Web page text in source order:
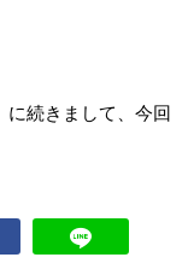
に続きまして、今回